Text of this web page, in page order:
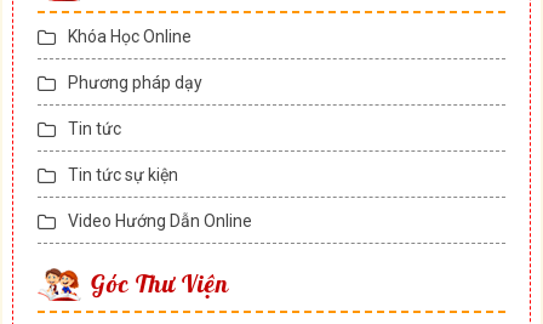
Khóa Học Online
Phương pháp dạy
Tin tức
Tin tức sự kiện
Video Hướng Dẫn Online
Góc Thư Viện